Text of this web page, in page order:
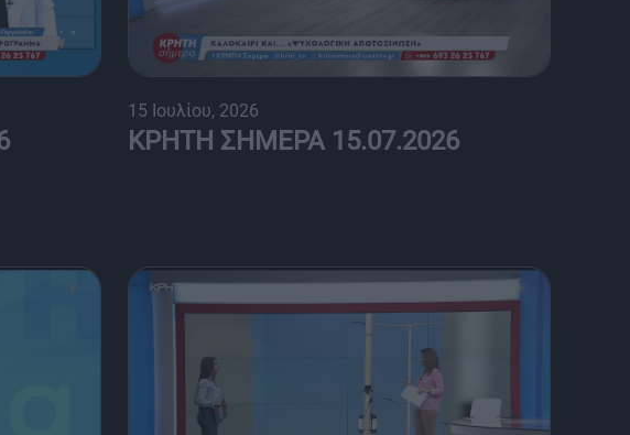
15 Ιουλίου, 2026
ΚΡΗΤΗ ΣΗΜΕΡΑ 15.07.2026